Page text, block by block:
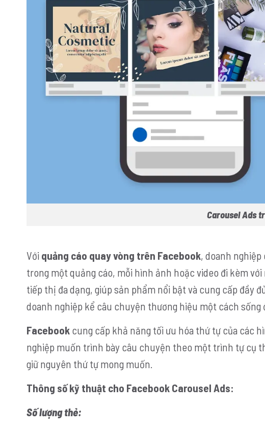
Carousel Ads
Với quảng cáo quay vòng trên Facebook, doanh
trong một quảng cáo, mỗi hình ảnh hoặc video đi kèm
tiếp thị đa dạng, giúp sản phẩm nổi bật và cung cấp đầy
doanh nghiệp kể câu chuyện thương hiệu một cách sống
Facebook cung cấp khả năng tối ưu hóa thứ tự của các
nghiệp muốn trình bày câu chuyện theo một trình tự cụ
giữ nguyên thứ tự mong muốn.
Thông số kỹ thuật cho Facebook Carousel Ads:
Số lượng thẻ: